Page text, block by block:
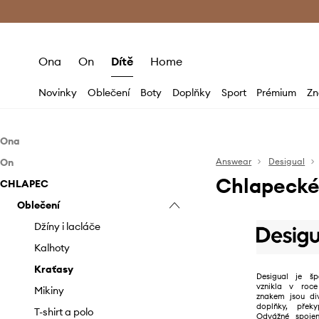
Doručení a
Ona On Dítě Home
Novinky Oblečení Boty Doplňky Sport Prémium
Ona
Bundy
Džíny
Halenky a košile
Kabáty
Kalhoty a legíny
Mikiny
Overaly
Boty
Baleríny
Kotníkové boty
Sandály a pantofle
Sneakers boty
Doplňky
Batohy
Kabelky
Pásky
Peněženky
On
Oblečení
Bundy
Džíny
Kalhoty
Košile
Kraťasy
Mikiny
Doplňky
Ledvinky
Roušky
CHLAPEC
Oblečení
Džíny i lacláče
Kalhoty
Kraťasy
Mikiny
T-shirt a polo
Answear Desigual
Desigual je
vznikla v roce
znakem jsou
doplňky,
Odvážné